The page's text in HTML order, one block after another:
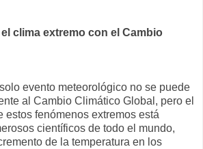
clima extremo con el Cambio
evento meteorológico no se puede
al Cambio Climático Global, pero el
estos fenómenos extremos está
científicos de todo el mundo,
de la temperatura en los